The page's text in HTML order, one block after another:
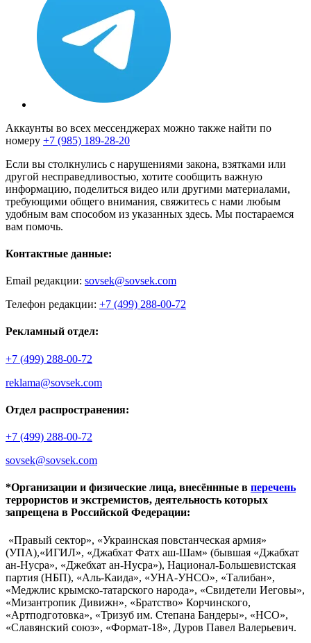
Аккаунты во всех мессенджерах можно также найти по
номеру +7 (985) 189-28-20
Если вы столкнулись с нарушениями закона, взятками или
другой несправедливостью, хотите сообщить важную
информацию, поделиться видео или другими материалами,
требующими общего внимания, свяжитесь с нами любым
удобным вам способом из указанных здесь. Мы постараемся
вам помочь.
Контактные данные:
Email редакции: sovsek@sovsek.com
Телефон редакции: +7 (499) 288-00-72
Рекламный отдел:
+7 (499) 288-00-72
reklama@sovsek.com
Отдел распространения:
+7 (499) 288-00-72
sovsek@sovsek.com
*Организации и физические лица, внесённные в перечень
террористов и экстремистов, деятельность которых
запрещена в Российской Федерации:
«Правый сектор», «Украинская повстанческая армия»
(УПА),«ИГИЛ», «Джабхат Фатх аш-Шам» (бывшая «Джабхат
ан-Нусра», «Джебхат ан-Нусра»), Национал-Большевистская
партия (НБП), «Аль-Каида», «УНА-УНСО», «Талибан»,
«Меджлис крымско-татарского народа», «Свидетели Иеговы»,
«Мизантропик Дивижн», «Братство» Корчинского,
«Артподготовка», «Тризуб им. Степана Бандеры», «НСО»,
«Славянский союз», «Формат-18», Дуров Павел Валерьевич.